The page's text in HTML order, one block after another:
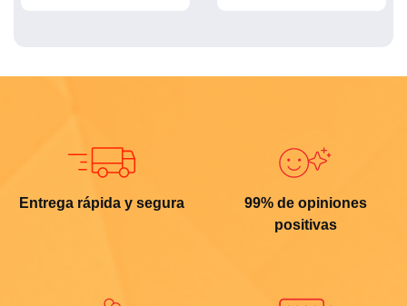
Entrega rápida y segura
99% de opiniones
positivas